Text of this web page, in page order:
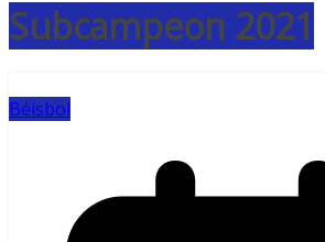
Subcampeon 2021
Béisbol